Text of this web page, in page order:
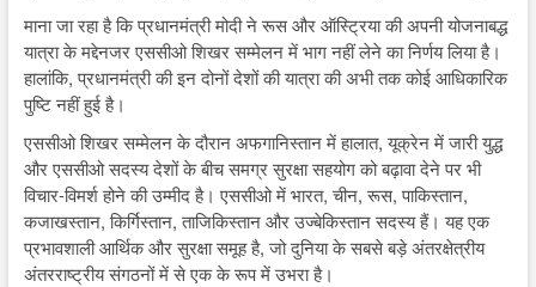
माना जा रहा है कि प्रधानमंत्री मोदी ने रूस और ऑस्ट्रिया की अपनी योजनाबद्ध
यात्रा के मद्देनजर एससीओ शिखर सम्मेलन में भाग नहीं लेने का निर्णय लिया है।
हालांकि, प्रधानमंत्री की इन दोनों देशों की यात्रा की अभी तक कोई आधिकारिक
पुष्टि नहीं हुई है।
एससीओ शिखर सम्मेलन के दौरान अफगानिस्तान में हालात, यूक्रेन में जारी युद्ध
और एससीओ सदस्य देशों के बीच समग्र सुरक्षा सहयोग को बढ़ावा देने पर भी
विचार-विमर्श होने की उम्मीद है। एससीओ में भारत, चीन, रूस, पाकिस्तान,
कजाखस्तान, किर्गिस्तान, ताजिकिस्तान और उज्बेकिस्तान सदस्य हैं। यह एक
प्रभावशाली आर्थिक और सुरक्षा समूह है, जो दुनिया के सबसे बड़े अंतरक्षेत्रीय
अंतरराष्ट्रीय संगठनों में से एक के रूप में उभरा है।